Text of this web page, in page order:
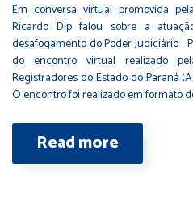
Em conversa virtual promovida
Ricardo Dip falou sobre a
desafogamento do Poder Judiciário
do encontro virtual realizado
Registradores do Estado do Paraná
O encontro foi realizado em formato
Read more